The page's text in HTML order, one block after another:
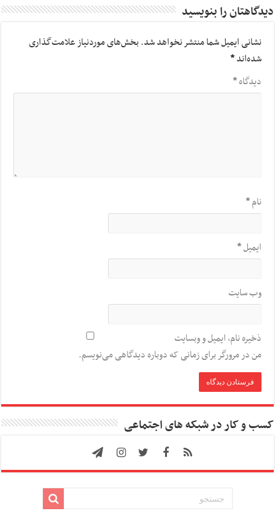
دیدگاهتان را بنویسید
نشانی ایمیل شما منتشر نخواهد شد.بخش‌های موردنیاز علامت‌گذاری
شده‌اند*
دیدگاه*
نام*
ایمیل*
وب‌ سایت
ذخیره نام، ایمیل و وبسایت
من در مرورگر برای زمانی که دوباره دیدگاهی می‌نویسم.
کسب و کار در شبکه های اجتماعی